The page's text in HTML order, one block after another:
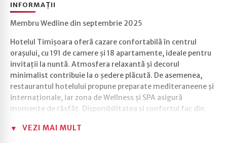
INFORMAȚII
Membru Wedline din septembrie 2025
Hotelul Timișoara oferă cazare confortabilă în centrul
orașului, cu 191 de camere și 18 apartamente, ideale pentru
invitații la nuntă. Atmosfera relaxantă și decorul
minimalist contribuie la o ședere plăcută. De asemenea,
restaurantul hotelului propune preparate mediteraneene și
internaționale, iar zona de Wellness și SPA asigură
momente de răsfăț. Disponibilitatea și confortul fac din
dumneavoastr
VEZI MAI MULT